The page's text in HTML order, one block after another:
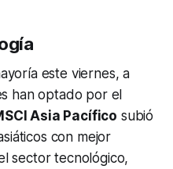
este viernes, a
han optado por el
Asia Pacífico subió
con mejor
sector tecnológico,